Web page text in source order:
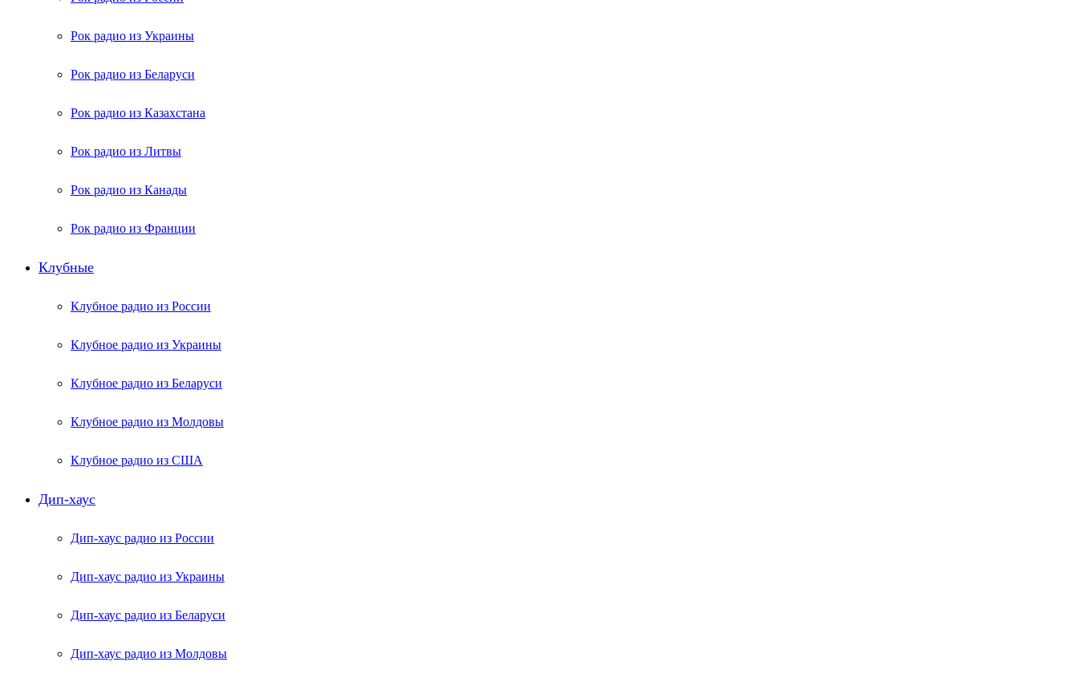
Рок радио из Украины
Рок радио из Беларуси
Рок радио из Казахстана
Рок радио из Литвы
Рок радио из Канады
Рок радио из Франции
Клубные
Клубное радио из России
Клубное радио из Украины
Клубное радио из Беларуси
Клубное радио из Молдовы
Клубное радио из США
Дип-хаус
Дип-хаус радио из России
Дип-хаус радио из Украины
Дип-хаус радио из Беларуси
Дип-хаус радио из Молдовы